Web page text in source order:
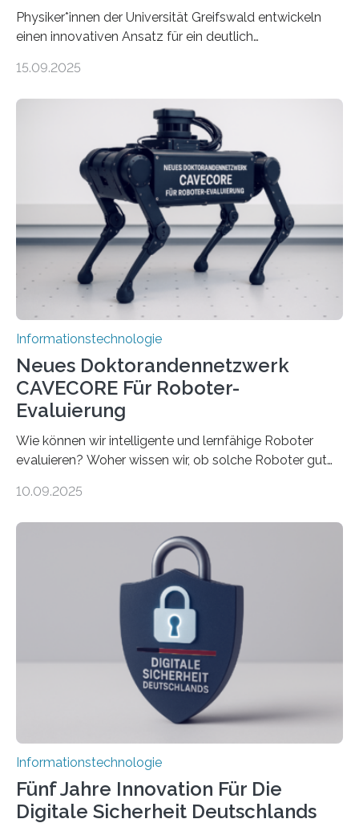
Physiker*innen der Universität Greifswald entwickeln
einen innovativen Ansatz für ein deutlich
Lösungsweg ist inspiriert vom menschlichen Gehirn. Die
stellt die heutige Computertechnik vor
Herausforderungen. Herkömmliche Silizium-
Prozessoren stoßen an ihre Grenzen: Sie verbrauchen
viel Energie, die Speicher- und Verarbeitungseinheiten
sind voneinander getrennt und die Datenübertragung
bremst komplexe Anwendungen aus. Da KI-Modelle
immer größer werden und riesige Datenmengen
verarbeiten müssen, steigt der Bedarf an neuen
Rechenarchitekturen. Neben Quantencomputern
rücken dabei insbesondere…
15.09.2025
Informationstechnologie
Neues Doktorandennetzwerk
CAVECORE Für Roboter-
Evaluierung
Wie können wir intelligente und lernfähige Roboter
evaluieren? Woher wissen wir, ob solche Roboter gut
sich CAVECORE – ein neues Marie Skłodowska-Curie
koordiniert wird. Ab dem 1. September werden sich
über einen Zeitraum von vier Jahren insgesamt 15
Promovierende im Rahmen von CAVECORE mit
kognitiven Robotern beschäftigen – also mit Robotern,
die mittels Sensoren ihre Umgebung erfassen,
Informationen verarbeiten und häufig auch mit…
10.09.2025
Informationstechnologie
Fünf Jahre Innovation Für Die
Digitale Sicherheit Deutschlands